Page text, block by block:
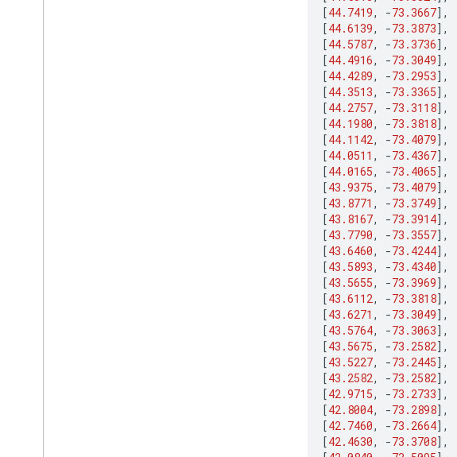
[44.7419, -73.3667],
[44.6139, -73.3873],
[44.5787, -73.3736],
[44.4916, -73.3049],
[44.4289, -73.2953],
[44.3513, -73.3365],
[44.2757, -73.3118],
[44.1980, -73.3818],
[44.1142, -73.4079],
[44.0511 , -73.4367],
[44.0165, -73.4065],
[43.9375, -73.4079],
[43.8771 , -73.3749],
[43.8167, -73.3914],
[43.7790, -73.3557],
[43.6460, -73.4244],
[43.5893, -73.4340],
[43.5655, -73.3969],
[43.6112, -73.3818],
[43.6271 , -73.3049],
[43.5764, -73.3063],
[43.5675, -73.2582],
[43.5227, -73.2445],
[43.2582, -73.2582],
[42.9715, -73.2733],
[42.8004, -73.2898],
[42.7460, -73.2664],
[42.4630, -73.3708],